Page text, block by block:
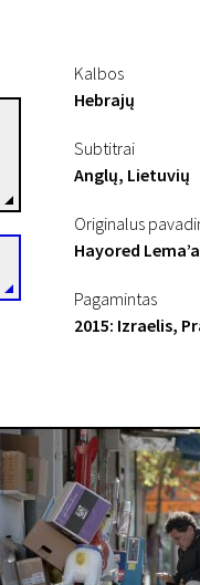
Kalbos
Hebrajų
Subtitrai
Anglų, Lietuvių
Originalus
Hayored
Pagamintas
2015: Izraelis,